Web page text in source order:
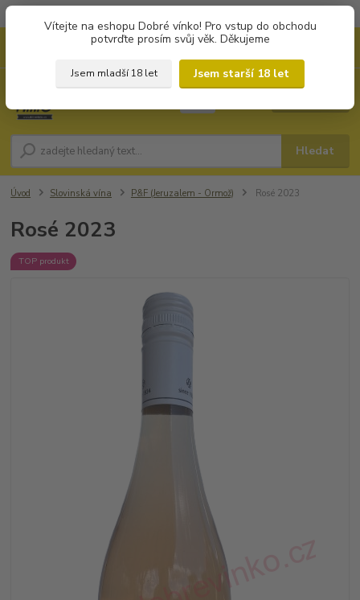
Vítejte na eshopu Dobré vínko! Pro vstup do obchodu
potvrďte prosím svůj věk. Děkujeme
Jsem mladší 18 let
Jsem starší 18 let
Hledat
Úvod Slovinská vína P&F (Jeruzalem - Ormož) Rosé 2023
Rosé 2023
TOP produkt